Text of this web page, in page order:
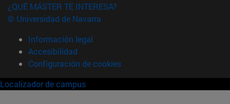
¿QUÉ MÁSTER TE INTERESA?
© Universidad de Navarra
Información legal
Accesibilidad
Configuración de cookies
Localizador de campus